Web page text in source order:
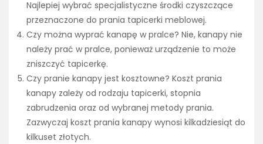
Najlepiej wybrać specjalistyczne środki czyszczące
przeznaczone do prania tapicerki meblowej.
Czy można wyprać kanapę w pralce? Nie, kanapy nie
należy prać w pralce, ponieważ urządzenie to może
zniszczyć tapicerkę.
Czy pranie kanapy jest kosztowne? Koszt prania
kanapy zależy od rodzaju tapicerki, stopnia
zabrudzenia oraz od wybranej metody prania.
Zazwyczaj koszt prania kanapy wynosi kilkadziesiąt do
kilkuset złotych.